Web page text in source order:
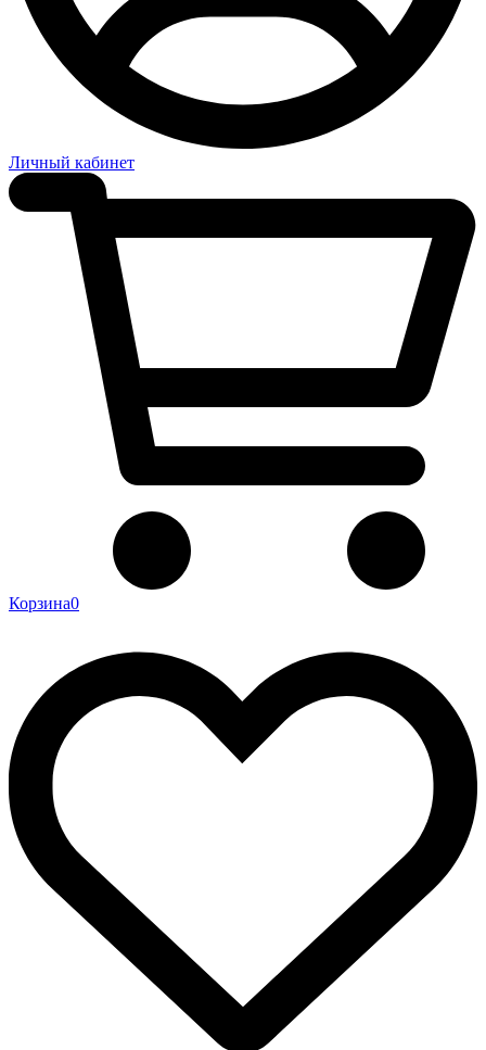
Личный кабинет
Корзина0